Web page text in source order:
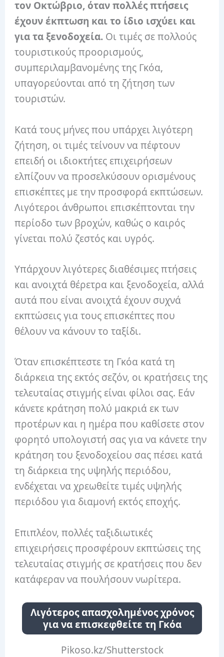
τον Οκτώβριο, όταν πολλές πτήσεις
έχουν έκπτωση και το ίδιο ισχύει και
για τα ξενοδοχεία. Οι τιμές σε πολλούς
τουριστικούς προορισμούς,
συμπεριλαμβανομένης της Γκόα,
υπαγορεύονται από τη ζήτηση των
τουριστών.
Κατά τους μήνες που υπάρχει λιγότερη
ζήτηση, οι τιμές τείνουν να πέφτουν
επειδή οι ιδιοκτήτες επιχειρήσεων
ελπίζουν να προσελκύσουν ορισμένους
επισκέπτες με την προσφορά εκπτώσεων.
Λιγότεροι άνθρωποι επισκέπτονται την
περίοδο των βροχών, καθώς ο καιρός
γίνεται πολύ ζεστός και υγρός.
Υπάρχουν λιγότερες διαθέσιμες πτήσεις
και ανοιχτά θέρετρα και ξενοδοχεία, αλλά
αυτά που είναι ανοιχτά έχουν συχνά
εκπτώσεις για τους επισκέπτες που
θέλουν να κάνουν το ταξίδι.
Όταν επισκέπτεστε τη Γκόα κατά τη
διάρκεια της εκτός σεζόν, οι κρατήσεις της
τελευταίας στιγμής είναι φίλοι σας. Εάν
κάνετε κράτηση πολύ μακριά εκ των
προτέρων και η ημέρα που καθίσετε στον
φορητό υπολογιστή σας για να κάνετε την
κράτηση του ξενοδοχείου σας πέσει κατά
τη διάρκεια της υψηλής περιόδου,
ενδέχεται να χρεωθείτε τιμές υψηλής
περιόδου για διαμονή εκτός εποχής.
Επιπλέον, πολλές ταξιδιωτικές
επιχειρήσεις προσφέρουν εκπτώσεις της
τελευταίας στιγμής σε κρατήσεις που δεν
κατάφεραν να πουλήσουν νωρίτερα.
Λιγότερος απασχολημένος χρόνος
για να επισκεφθείτε τη Γκόα
Pikoso.kz/Shutterstock